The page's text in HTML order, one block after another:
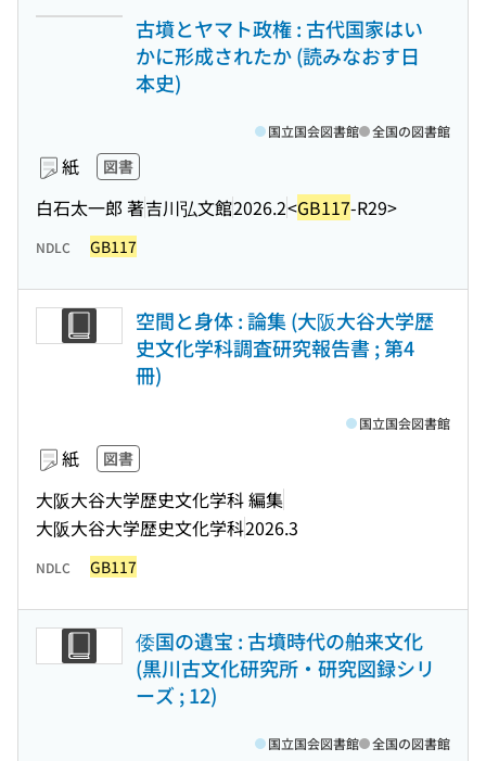
古墳とヤマト政権 : 古代国家はい
かに形成されたか (読みなおす日
本史)
紙 図書
白石太一郎 著吉川弘文館2026.2<GB117-R29>
国立国会図書館 全国の図書館
NDLC GB117
空間と身体 : 論集 (大阪大谷大学歴
史文化学科調査研究報告書 ; 第4
冊)
紙 図書
大阪大谷大学歴史文化学科 編集
大阪大谷大学歴史文化学科2026.3
国立国会図書館
NDLC GB117
倭国の遺宝 : 古墳時代の舶来文化
(黒川古文化研究所・研究図録シリ
ーズ ; 12)
国立国会図書館 全国の図書館